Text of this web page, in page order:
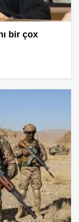
bir çox